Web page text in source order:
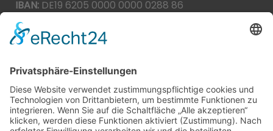
IBAN: DE19 6205 0000 0000 0288 86
BIC:
Spende direkt via PayPal
JETZT SPENDEN
paypal@heilbronner-tierschutz.de